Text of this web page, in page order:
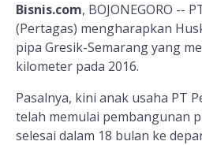
Bisnis.com, BOJONEGORO --
(Pertagas) mengharapkan
pipa Gresik-Semarang yang
kilometer pada 2016.
Pasalnya, kini anak usaha PT
telah memulai pembangunan
selesai dalam 18 bulan ke